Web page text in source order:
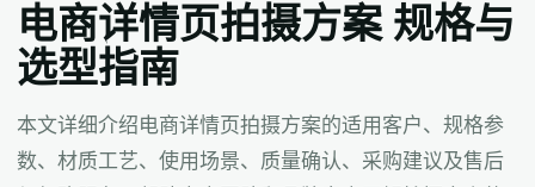
电商详情页拍摄方案 规格与
选型指南
本文详细介绍电商详情页拍摄方案的适用客户、规格参
数、材质工艺、使用场景、质量确认、采购建议及售后